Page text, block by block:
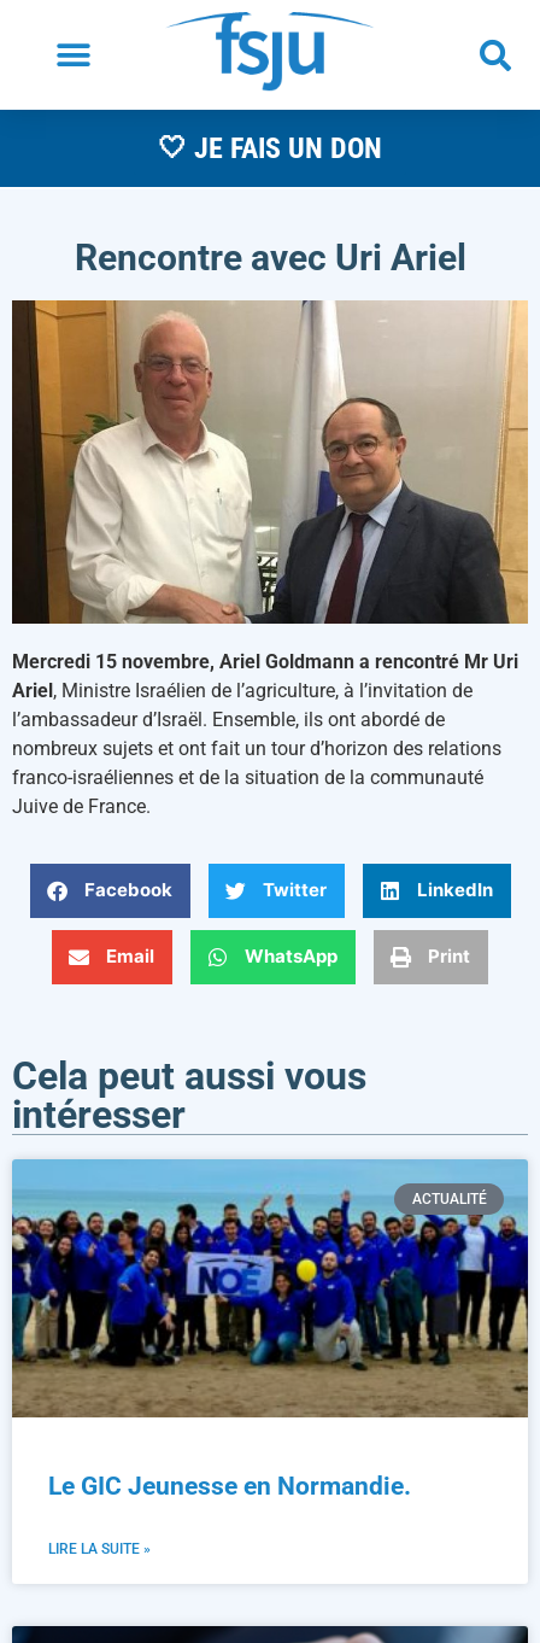
🤍 JE FAIS UN DON
Rencontre avec Uri Ariel
Mercredi 15 novembre, Ariel Goldmann a rencontré Mr Uri
Ariel , Ministre Israélien de l’agriculture, à l’invitation de
l’ambassadeur d’Israël. Ensemble, ils ont abordé de
nombreux sujets et ont fait un tour d’horizon des relations
franco-israéliennes et de la situation de la communauté
Juive de France.
Facebook Twitter LinkedIn
Email WhatsApp Print
Cela peut aussi vous
intéresser
ACTUALITÉ
Le GIC Jeunesse en Normandie.
LIRE LA SUITE »